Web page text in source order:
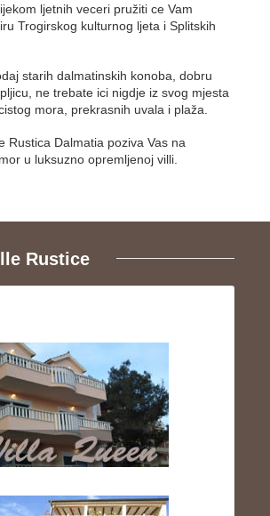
ljetnih veceri pružiti ce Vam
Trogirskog kulturnog ljeta i Splitskih
starih dalmatinskih konoba, dobru
ne trebate ici nigdje iz svog mjesta
mora, prekrasnih uvala i plaža.
Rustica Dalmatia poziva Vas na
u luksuzno opremljenoj villi.
Rustice